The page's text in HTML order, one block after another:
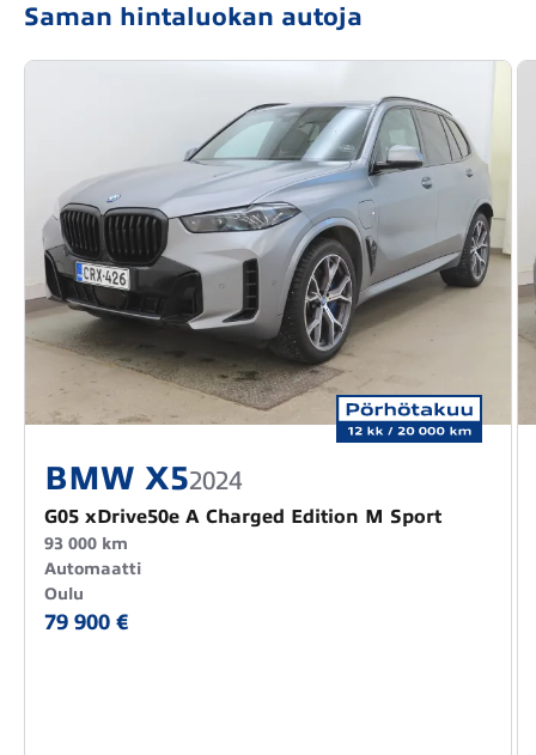
Saman hintaluokan autoja
BMW X52024
G05 xDrive50e A Charged Edition M Sport
93 000 km
Automaatti
Oulu
79 900 €